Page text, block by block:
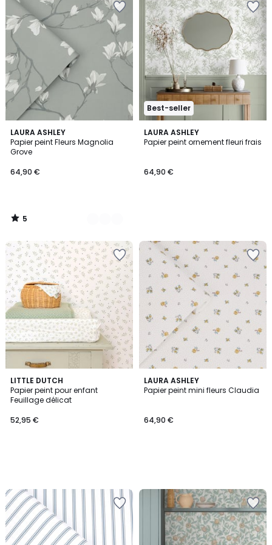
LAURA ASHLEY
Papier peint Fleurs Magnolia
Grove
64,90 €
5
/
5
4
Couleurs
5
/
Best-seller
LAURA ASHLEY
Papier peint ornement fleuri frais
64,90 €
LITTLE DUTCH
Papier peint pour enfant
Feuillage délicat
52,95 €
LAURA ASHLEY
Papier peint mini fleurs Claudia
64,90 €